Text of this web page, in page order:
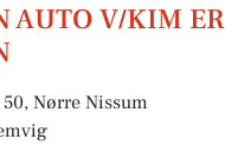
AUTO V/KIM
50, Nørre Nissum